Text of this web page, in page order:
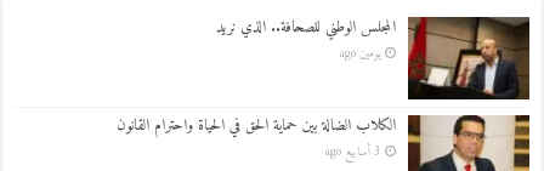
المجلس الوطني للصحافة.. الذي نريد
يومين ago
الكلاب الضالة بين حماية الحق في الحياة واحترام القانون
3 أسابيع ago